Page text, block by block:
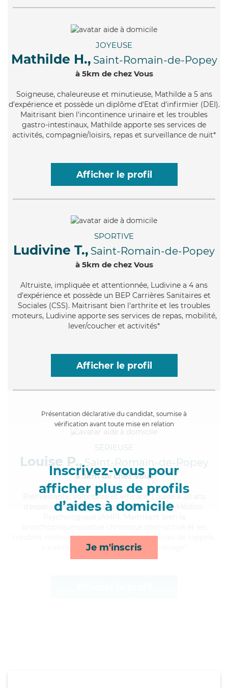
JOYEUSE
Mathilde H., Saint-Romain-de-Popey
à 5km de chez Vous
Soigneuse, chaleureuse et minutieuse, Mathilde a 5 ans
d'expérience et possède un diplôme d'Etat d'infirmier (DEI).
Maitrisant bien l'incontinence urinaire et les troubles
gastro-intestinaux, Mathilde apporte ses services de
activités, compagnie/loisirs, repas et surveillance de nuit*
Afficher le profil
SPORTIVE
Ludivine T., Saint-Romain-de-Popey
à 5km de chez Vous
Altruiste, impliquée et attentionnée, Ludivine a 4 ans
d'expérience et possède un BEP Carrières Sanitaires et
Sociales (CSS). Maitrisant bien l'arthrite et les troubles
moteurs, Ludivine apporte ses services de repas, mobilité,
lever/coucher et activités*
Afficher le profil
Présentation déclarative du candidat, soumise à
vérification avant toute mise en relation
Inscrivez-vous pour
afficher plus de profils
d’aides à domicile
Je m'inscris
SÉRIEUSE
Louise P.,Saint-Romain-de-Popey
à 5km de chez Vous
, volontaire et efficace, Louise a 20 ans
d'expérience et possède un diplôme d'Aide Médico-
troubles moteurs, Louise apporte ses services de rappels,
surveillance de nuit, activités et ménage*